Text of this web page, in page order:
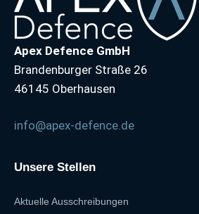
Apex Defence GmbH
Brandenburger Straße 26
46145 Oberhausen
info@apex-defence.de
Unsere Stellen
Aktuelle Ausschreibungen